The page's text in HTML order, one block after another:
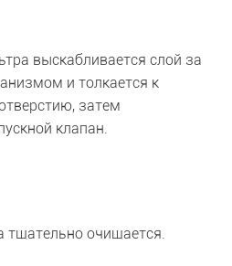
выскабливается слой за
и толкается к
затем
клапан.
тщательно очищается.